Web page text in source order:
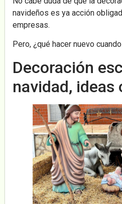
navideños es ya acción
empresas.
Pero, ¿qué hacer nuevo
Decoración
navidad, ideas